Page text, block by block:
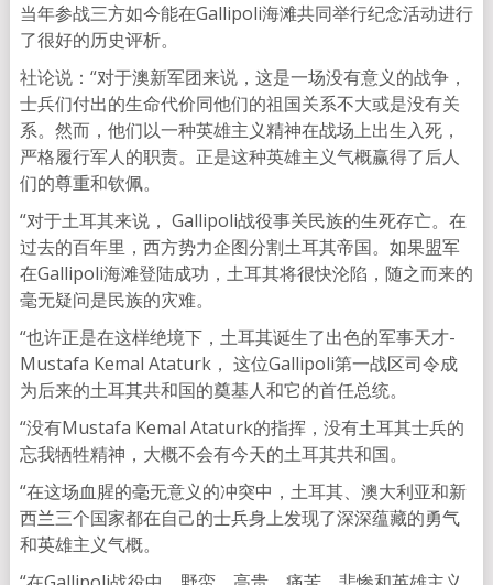
当年参战三方如今能在Gallipoli海滩共同举行纪念活动进行
了很好的历史评析。
社论说：“对于澳新军团来说，这是一场没有意义的战争，
士兵们付出的生命代价同他们的祖国关系不大或是没有关
系。然而，他们以一种英雄主义精神在战场上出生入死，
严格履行军人的职责。正是这种英雄主义气概赢得了后人
们的尊重和钦佩。
“对于土耳其来说， Gallipoli战役事关民族的生死存亡。在
过去的百年里，西方势力企图分割土耳其帝国。如果盟军
在Gallipoli海滩登陆成功，土耳其将很快沦陷，随之而来的
毫无疑问是民族的灾难。
“也许正是在这样绝境下，土耳其诞生了出色的军事天才-
Mustafa Kemal Ataturk， 这位Gallipoli第一战区司令成
为后来的土耳其共和国的奠基人和它的首任总统。
“没有Mustafa Kemal Ataturk的指挥，没有土耳其士兵的
忘我牺牲精神，大概不会有今天的土耳其共和国。
“在这场血腥的毫无意义的冲突中，土耳其、澳大利亚和新
西兰三个国家都在自己的士兵身上发现了深深蕴藏的勇气
和英雄主义气概。